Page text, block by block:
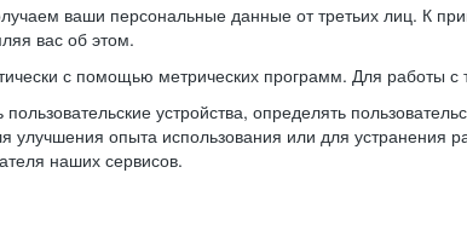
ваши персональные данные от третьих лиц. К
вас об этом.
с помощью метрических программ. Для работы
устройства, определять
улучшения опыта использования или для
наших сервисов.